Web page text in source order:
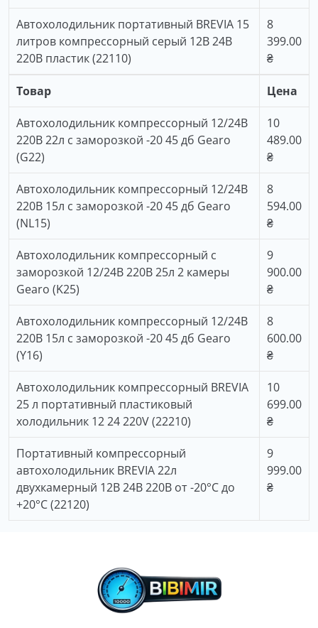
Автохолодильник портативный BREVIA 15
литров компрессорный серый 12В 24В
220В пластик (22110)
8
399.00
₴
Товар Цена
Автохолодильник компрессорный 12/24В
220В 22л с заморозкой -20 45 дб Gearo
(G22)
10
489.00
₴
Автохолодильник компрессорный 12/24В
220В 15л с заморозкой -20 45 дб Gearo
(NL15)
8
594.00
₴
Автохолодильник компрессорный с
заморозкой 12/24В 220В 25л 2 камеры
Gearo (K25)
9
900.00
₴
Автохолодильник компрессорный 12/24В
220В 15л с заморозкой -20 45 дб Gearo
(Y16)
8
600.00
₴
Автохолодильник компрессорный BREVIA
25 л портативный пластиковый
холодильник 12 24 220V (22210)
10
699.00
₴
Портативный компрессорный
автохолодильник BREVIA 22л
двухкамерный 12В 24В 220В от -20°C до
+20°C (22120)
9
999.00
₴